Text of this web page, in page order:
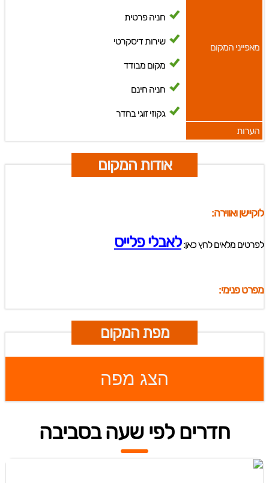
מאפייני המקום
חניה פרטית
שירות דיסקרטי
מקום מבודד
חניה חינם
גקוזי זוגי בחדר
הערות
אודות המקום
לוקיישן ואווירה:
לפרטים מלאים לחץ כאן:לאבלי פלייס
מפרט פנימי:
מפת המקום
הצג מפה
חדרים לפי שעה בסביבה